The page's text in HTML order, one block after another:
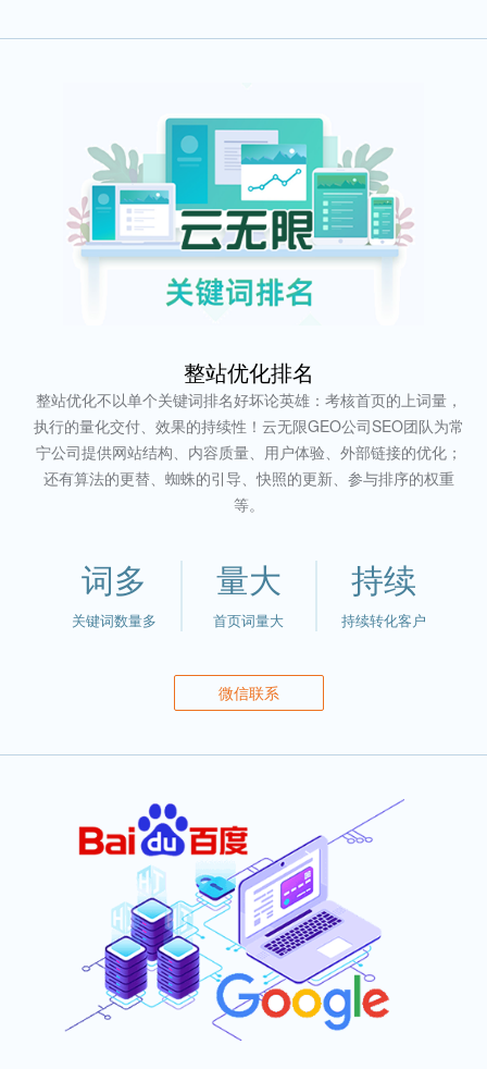
整站优化排名
整站优化不以单个关键词排名好坏论英雄：考核首页的上词量，
执行的量化交付、效果的持续性！云无限GEO公司SEO团队为常
宁公司提供网站结构、内容质量、用户体验、外部链接的优化；
还有算法的更替、蜘蛛的引导、快照的更新、参与排序的权重
等。
词多
关键词数量多
量大
首页词量大
持续
持续转化客户
微信联系